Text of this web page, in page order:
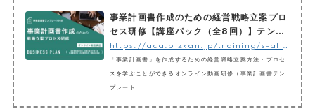
事業計画書作成のための経営戦略立案プロ
セス研修【講座パック（全8回）】テンプ
レ付き
https://aca.bizkan.jp/training/s-all-set
「事業計画書」を作成するための経営戦略立案方法・プロセ
スを学ぶことができるオンライン動画研修（事業計画書テン
プレート...